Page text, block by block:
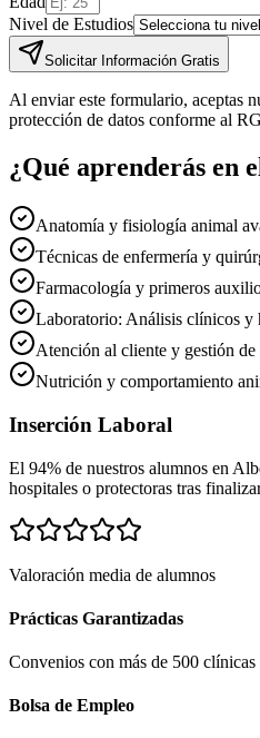
Nivel de Estudios
Solicitar Información Gratis
Al enviar este formulario, aceptas
protección de datos conforme al
¿Qué aprenderás en
Anatomía y fisiología animal
Técnicas de enfermería y
Farmacología y primeros
Laboratorio: Análisis clínicos y
Atención al cliente y gestión de
Nutrición y comportamiento
Inserción Laboral
El 94% de nuestros alumnos en
hospitales o protectoras tras
Valoración media de alumnos
Prácticas Garantizadas
Convenios con más de 500
Bolsa de Empleo